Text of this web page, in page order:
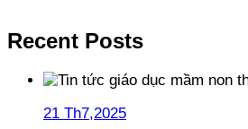
Recent Posts
21 Th7,2025